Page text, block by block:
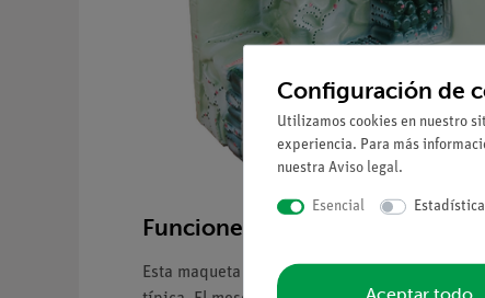
Funciones y uso
Esta maqueta de una hoja de haba muestra
Configuración de
Utilizamos cookies en nuestro
experiencia. Para más
nuestra Aviso legal.
Esencial